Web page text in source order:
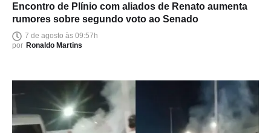
Encontro de Plínio com aliados de Renato aumenta
rumores sobre segundo voto ao Senado
7 de agosto às 09:57h
por Ronaldo Martins